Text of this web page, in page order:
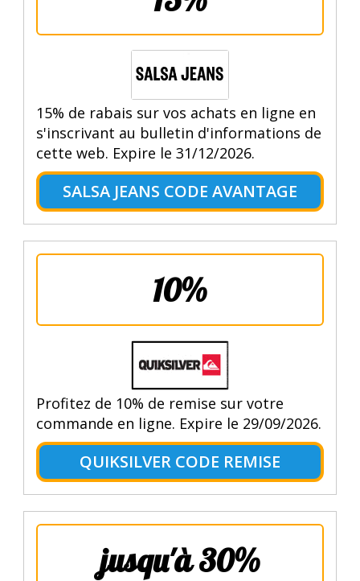
15% de rabais sur vos achats en ligne en
s'inscrivant au bulletin d'informations de
cette web. Expire le 31/12/2026.
SALSA JEANS CODE AVANTAGE
10%
Profitez de 10% de remise sur votre
commande en ligne. Expire le 29/09/2026.
QUIKSILVER CODE REMISE
jusqu'à 30%